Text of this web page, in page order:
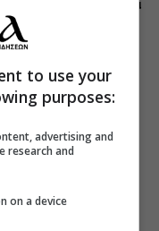
Οι λογισμοί και
to use your
purposes:
advertising and
research and
on a device